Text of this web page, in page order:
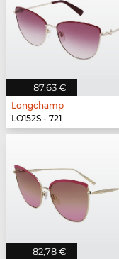
87,63 €
Longchamp
LO152S - 721
82,78 €